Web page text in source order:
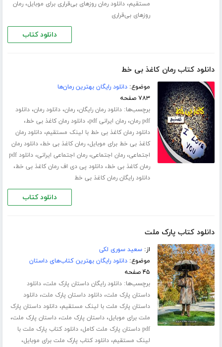
مستقیم،دانلود رمان روزهای بی‌قراری برای موبایل،رمان
روزهای بی‌قراری
دانلود کتاب
دانلود کتاب رمان کاغذ بی خط
موضوع:دانلود رایگان بهترین رمان‌ها
۷۸۳ صفحه
برچسب‌ها:دانلود رمان رایگان،رمان،دانلود رمان،دانلود
pdf رمان
،رمان ایرانی pdf ،دانلود رمان کاغذ بی خط،
دانلود رمان کاغذ بی خط با لینک مستقیم،دانلود رمان
کاغذ بی خط برای موبایل،رمان کاغذ بی خط،دانلود رمان
اجتماعی،رمان اجتماعی،رمان اجتماعی ایرانی،
دانلود pdf
رمان کاغذ بی خط،دانلود پی دی اف رمان کاغذ بی خط،
دانلود رایگان رمان کاغذ بی خط
دانلود کتاب
دانلود کتاب پارک ملت
از:سعید سوری لکی
موضوع:دانلود رایگان بهترین کتاب‌های داستان
۴۵ صفحه
برچسب‌ها:دانلود رایگان داستان پارک ملت،دانلود
داستان پارک ملت،دانلود داستان پارک ملت،دانلود
داستان پارک ملت با لینک مستقیم،دانلود داستان پارک
ملت برای موبایل،داستان پارک ملت،داستان پارک ملت،
pdf داستان پارک ملت کامل ،دانلود کتاب پارک ملت با
لینک مستقیم،دانلود کتاب پارک ملت برای موبایل،